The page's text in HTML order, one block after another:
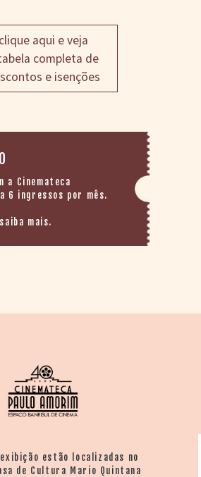
clique aqui e veja
completa de
e isenções
a Cinemateca
6 ingressos por mês.
mais.
estão localizadas no
de Cultura Mario Quintana